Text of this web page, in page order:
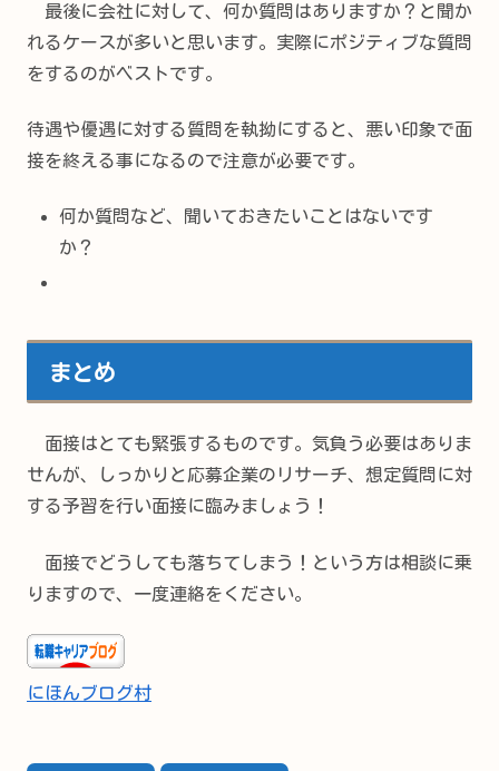
最後に会社に対して、何か質問はありますか？と聞か
れるケースが多いと思います。実際にポジティブな質問
をするのがベストです。
待遇や優遇に対する質問を執拗にすると、悪い印象で面
接を終える事になるので注意が必要です。
何か質問など、聞いておきたいことはないです
か？
まとめ
面接はとても緊張するものです。気負う必要はありま
せんが、しっかりと応募企業のリサーチ、想定質問に対
する予習を行い面接に臨みましょう！
面接でどうしても落ちてしまう！という方は相談に乗
りますので、一度連絡をください。
にほんブログ村